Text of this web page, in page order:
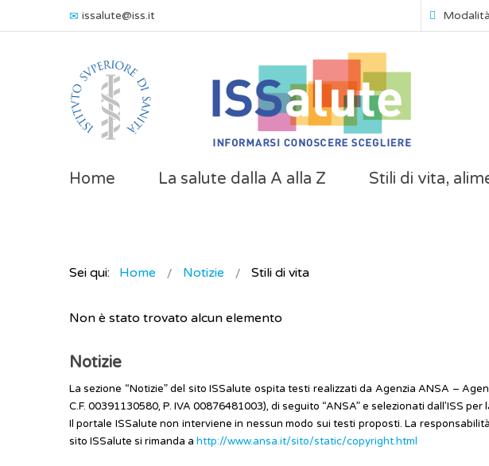
issalute@iss.it
Home La salute dalla A alla Z Stili di vita,
Sei qui: Home Notizie Stili di vita
Non è stato trovato alcun elemento
Notizie
La sezione “Notizie” del sito ISSalute ospita testi realizzati da Agenzia ANSA –
C.F. 00391130580, P. IVA 00876481003), di seguito “ANSA” e selezionati dall’ISS per
Il portale ISSalute non interviene in nessun modo sui testi proposti. La
sito ISSalute si rimanda a http://www.ansa.it/sito/static/copyright.html